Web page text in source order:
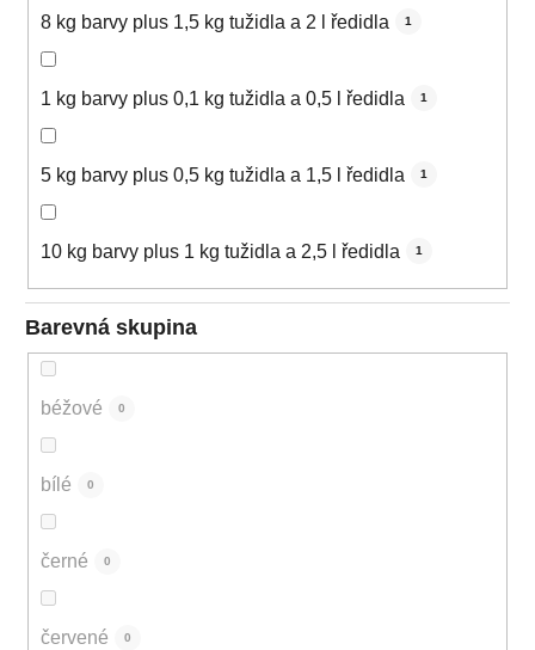
8 kg barvy plus 1,5 kg tužidla a 2 l ředidla 1
1 kg barvy plus 0,1 kg tužidla a 0,5 l ředidla 1
5 kg barvy plus 0,5 kg tužidla a 1,5 l ředidla 1
10 kg barvy plus 1 kg tužidla a 2,5 l ředidla 1
Barevná skupina
béžové 0
bílé 0
černé 0
červené 0